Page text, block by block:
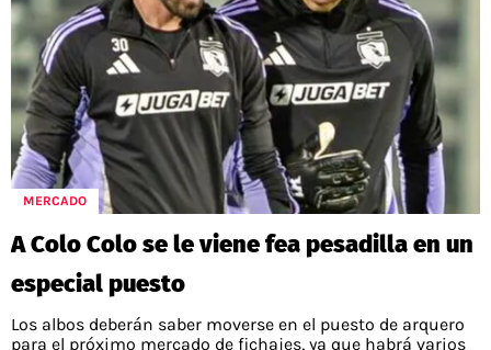
MERCADO
A Colo Colo se le viene fea pesadilla en un
especial puesto
Los albos deberán saber moverse en el puesto de arquero
para el próximo mercado de fichajes, ya que habrá varios